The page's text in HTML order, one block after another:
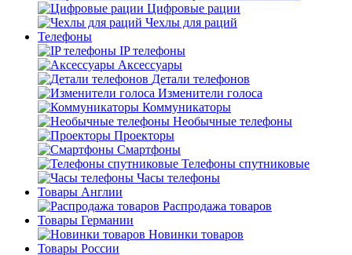
Цифровые рации
Чехлы для раций
Телефоны
IP телефоны
Аксессуары
Детали телефонов
Изменители голоса
Коммуникаторы
Необычные телефоны
Проекторы
Смартфоны
Телефоны спутниковые
Часы телефоны
Товары Англии
Распродажа товаров
Товары Германии
Новинки товаров
Товары России